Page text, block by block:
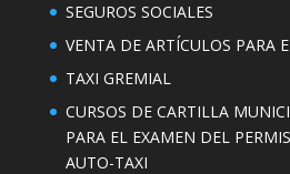
SEGUROS SOCIALES
VENTA DE ARTÍCULOS PARA
TAXI GREMIAL
CURSOS DE CARTILLA
PARA EL EXAMEN DEL
AUTO-TAXI